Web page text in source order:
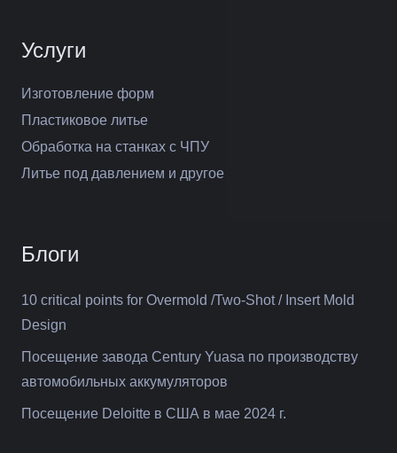
Услуги
Изготовление форм
Пластиковое литье
Обработка на станках с ЧПУ
Литье под давлением и другое
Блоги
10 critical points for Overmold /Two-Shot / Insert Mold
Design
Посещение завода Century Yuasa по производству
автомобильных аккумуляторов
Посещение Deloitte в США в мае 2024 г.